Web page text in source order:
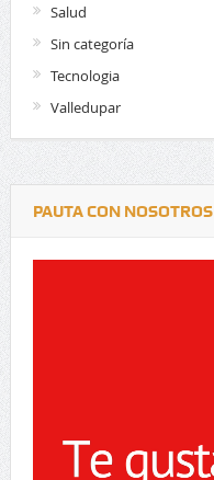
Salud
Sin categoría
Tecnologia
Valledupar
PAUTA CON NOSOTROS